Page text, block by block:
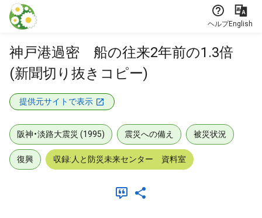
本文に飛ぶ
ヘルプEnglish
神戸港過密 船の往来2年前の1.3倍
(新聞切り抜きコピー)
提供元サイトで表示
阪神・淡路大震災 (1995) 震災への備え 被災状況
復興 収録:人と防災未来センター 資料室